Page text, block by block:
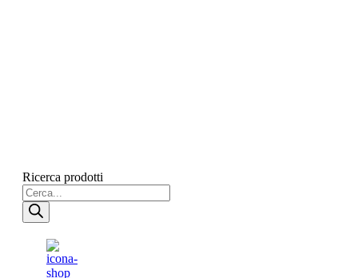
Ricerca prodotti